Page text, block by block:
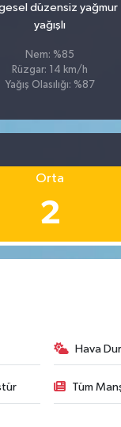
düzensiz yağmur
yağışlı
Nem: %85
Rüzgar: 14 km/h
Yağış Olasılığı: %87
Orta
2
Hava
Tüm